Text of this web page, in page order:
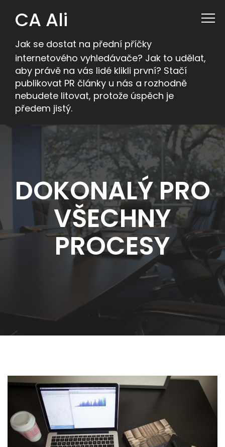
CA Ali
Jak se dostat na přední příčky
internetového vyhledávače? Jak to udělat,
aby právě na vás lidé klikli první? Stačí
publikovat PR články u nás a rozhodně
nebudete litovat, protože úspěch je
předem jistý.
DOKONALÝ PRO
VŠECHNY
PROCESY